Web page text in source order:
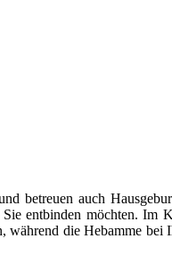
betreuen auch
entbinden möchten. Im
die Hebamme